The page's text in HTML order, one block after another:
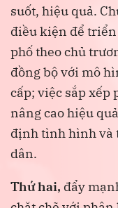
suốt, hiệu quả.
điều kiện để
phố theo chủ
đồng bộ với mô
cấp; việc sắp xếp
nâng cao hiệu
định tình hình và
dân.
Thứ hai, đẩy